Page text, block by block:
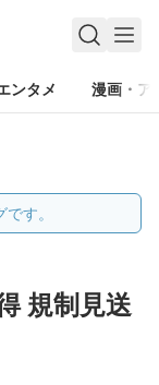
ンタメ 漫画・ア
す。
規制見送